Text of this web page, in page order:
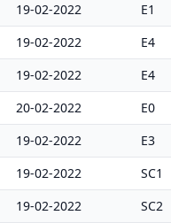
19-02-2022 E1
19-02-2022 E4
19-02-2022 E4
20-02-2022 E0
19-02-2022 E3
19-02-2022 SC1
19-02-2022 SC2